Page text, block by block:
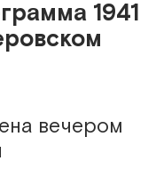
1941
вечером